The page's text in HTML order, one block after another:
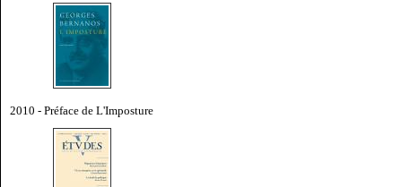
2010 - Préface de L'Imposture